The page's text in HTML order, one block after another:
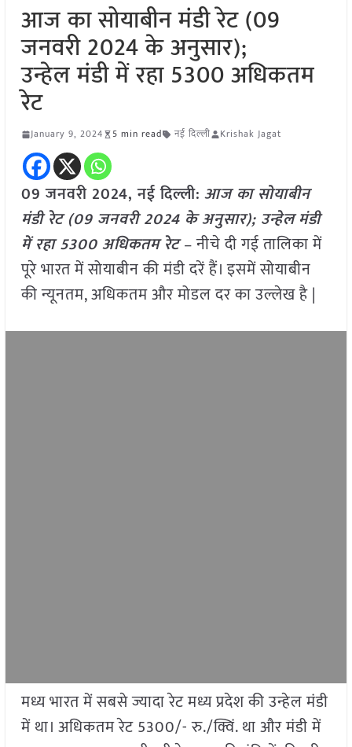
आज का सोयाबीन मंडी रेट (09
जनवरी 2024 के अनुसार);
उन्हेल मंडी में रहा 5300 अधिकतम
रेट
January 9, 2024 5 min read नई दिल्ली Krishak Jagat
09 जनवरी 2024, नई दिल्ली: आज का सोयाबीन
मंडी रेट (09 जनवरी 2024 के अनुसार); उन्हेल मंडी
में रहा 5300 अधिकतम रेट– नीचे दी गई तालिका में
पूरे भारत में सोयाबीन की मंडी दरें हैं। इसमें सोयाबीन
की न्यूनतम, अधिकतम और मोडल दर का उल्लेख है |
मध्य भारत में सबसे ज्यादा रेट मध्य प्रदेश की उन्हेल मंडी
में था। अधिकतम रेट 5300/- रु./क्विं. था और मंडी में